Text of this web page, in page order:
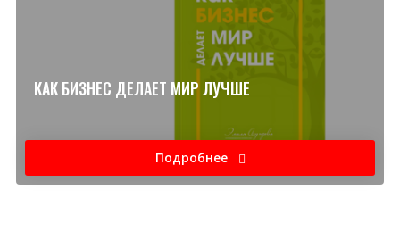
Подробнее
КАК БИЗНЕС ДЕЛАЕТ МИР ЛУЧШЕ